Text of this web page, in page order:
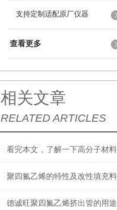
支持定制适配原厂仪器
查看更多
相关文章
RELATED ARTICLES
看完本文，了解一下高分子材
类
聚四氟乙烯的特性及改性填充
德诚旺聚四氟乙烯挤出管的用途